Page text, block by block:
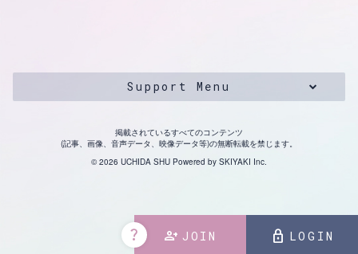
person_add JOIN lock LOGIN
question_mark
Support Menu
掲載されているすべてのコンテンツ
(記事、画像、音声データ、映像データ等)の無断転載を禁じます。
© 2026 UCHIDA SHU Powered by SKIYAKI Inc.